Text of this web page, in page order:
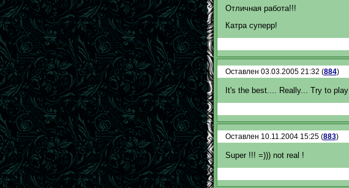
Отличная работа!!!
Катра суперр!
Оставлен 03.03.2005 21:32 (884)
It's the best.... Really... Try to
Оставлен 10.11.2004 15:25 (883)
Super !!! =))) not real !